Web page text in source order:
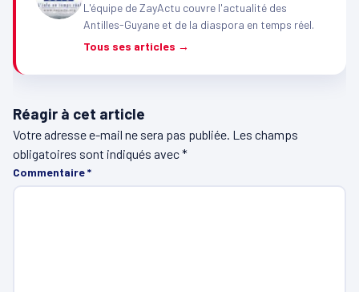
L'équipe de ZayActu couvre l'actualité des
Antilles-Guyane et de la diaspora en temps réel.
Tous ses articles →
Réagir à cet article
Votre adresse e-mail ne sera pas publiée. Les champs
obligatoires sont indiqués avec*
Commentaire*